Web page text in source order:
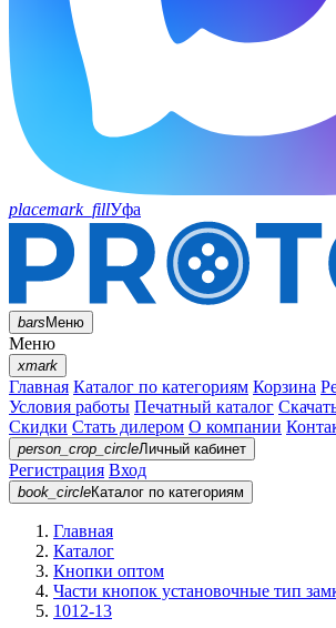
placemark_fillУфа
barsМеню
Меню
xmark
Главная Каталог по категориям Корзина
Условия работы Печатный каталог
Скидки Стать дилером О компании
person_crop_circleЛичный кабинет
Регистрация Вход
book_circleКаталог по категориям
Главная
Каталог
Кнопки оптом
Части кнопок установочные тип
1012-13